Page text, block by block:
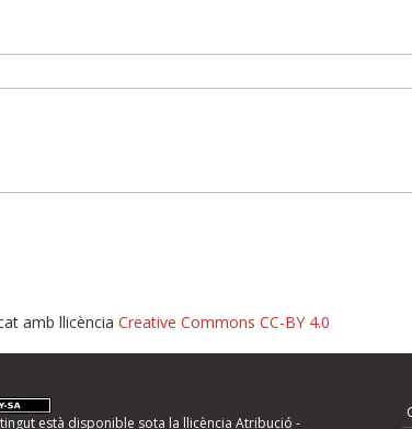
d'errors
amb llicència Creative Commons CC-BY 4.0
està disponible sota la llicència Atribució -